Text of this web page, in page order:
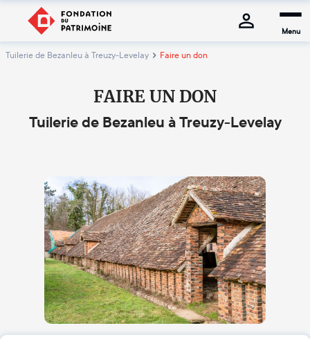
Menu
Tuilerie de Bezanleu à Treuzy-Levelay Faire un don
FAIRE UN DON
Tuilerie de Bezanleu à Treuzy-Levelay